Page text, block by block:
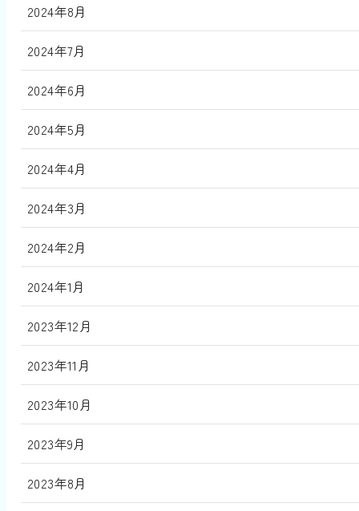
2024年8月
2024年7月
2024年6月
2024年5月
2024年4月
2024年3月
2024年2月
2024年1月
2023年12月
2023年11月
2023年10月
2023年9月
2023年8月